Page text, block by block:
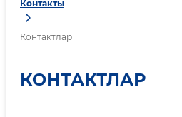
Контакты
Контактлар
КОНТАКТЛАР